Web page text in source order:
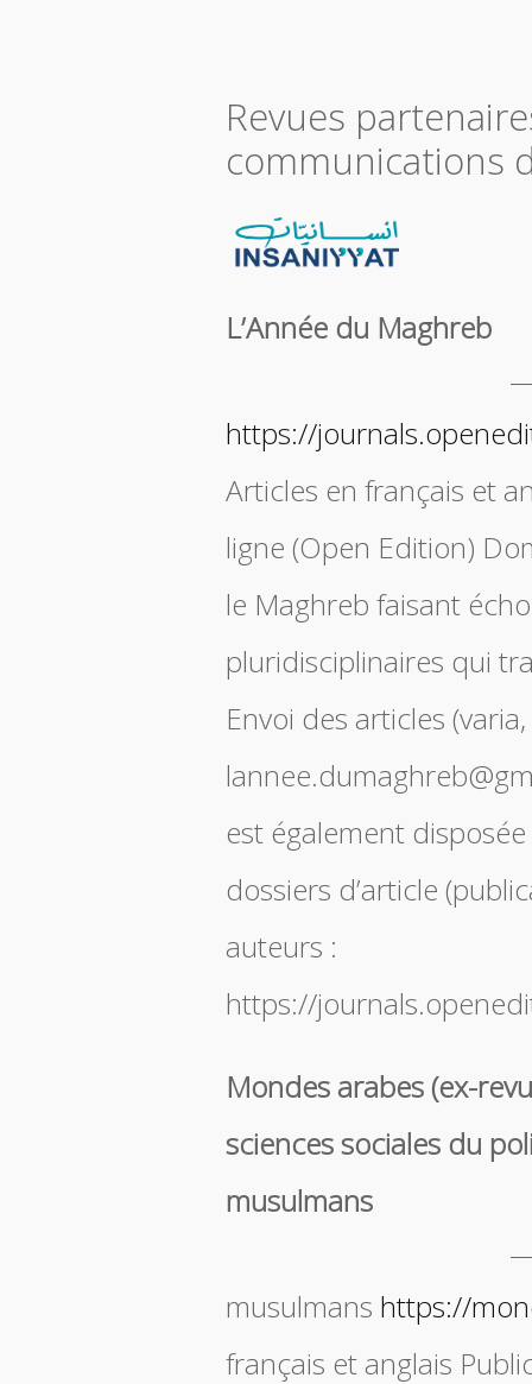
Revues
communications
L’Année du Maghreb
https://
Articles en français et
ligne (Open Edition)
le Maghreb faisant
pluridisciplinaires qui
Envoi des articles
est également
dossiers d’article
auteurs :
https://
Mondes arabes (ex-
sciences sociales du
musulmans
musulmans https://
français et anglais